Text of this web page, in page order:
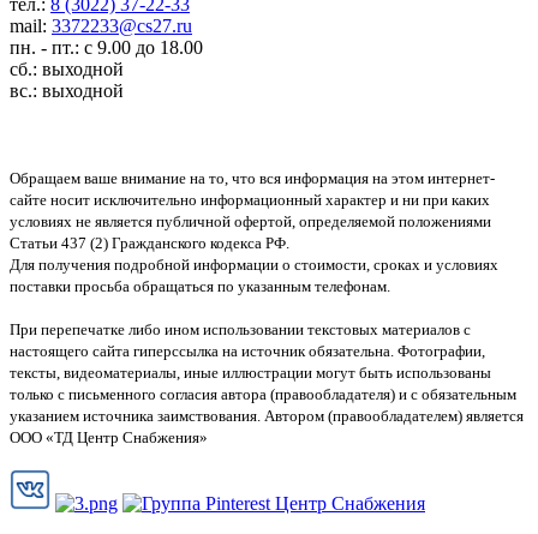
mail: 3372233@cs27.ru
пн. - пт.: с 9.00 до 18.00
сб.: выходной
вс.: выходной
Обращаем ваше внимание на то, что вся информация на этом интернет-
сайте носит исключительно информационный характер и ни при каких
условиях не является публичной офертой, определяемой положениями
Статьи 437 (2) Гражданского кодекса РФ.
Для получения подробной информации о стоимости, сроках и условиях
поставки просьба обращаться по указанным телефонам.
При перепечатке либо ином использовании текстовых материалов с
настоящего сайта гиперссылка на источник обязательна. Фотографии,
тексты, видеоматериалы, иные иллюстрации могут быть использованы
только с письменного согласия автора (правообладателя) и с обязательным
указанием источника заимствования. Автором (правообладателем) является
ООО «ТД Центр Снабжения»